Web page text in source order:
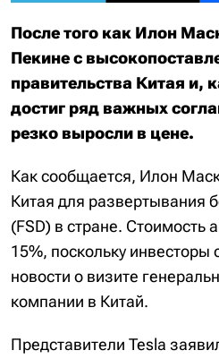
После того как Илон
Пекине с
правительства Китая и,
достиг ряд важных
резко выросли в цене.
Как сообщается, Илон
Китая для развертывания
(FSD) в стране. Стоимость
15%, поскольку инвесторы
новости о визите
компании в Китай.
Представители Tesla